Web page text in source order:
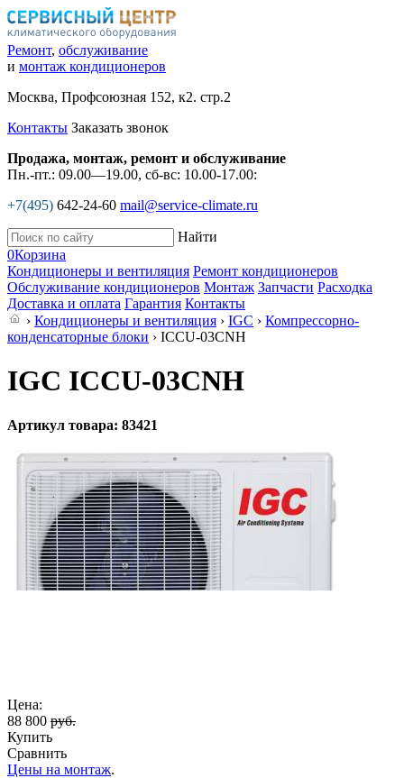
Ремонт, обслуживание
и монтаж кондиционеров
Москва, Профсоюзная 152, к2. стр.2
Контакты Заказать звонок
Продажа, монтаж, ремонт и обслуживание
Пн.-пт.: 09.00—19.00, сб-вс: 10.00-17.00:
+7(495) 642-24-60 mail@service-climate.ru
Найти
0Корзина
Кондиционеры и вентиляция Ремонт кондиционеров
Обслуживание кондиционеров Монтаж Запчасти Расходка
Доставка и оплата Гарантия Контакты
› Кондиционеры и вентиляция › IGC › Компрессорно-
конденсаторные блоки › ICCU-03CNH
IGC ICCU-03CNH
Артикул товара: 83421
Цена:
88 800 руб.
Купить
Сравнить
Цены на монтаж.